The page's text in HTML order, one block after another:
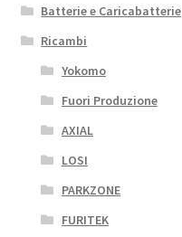
Batterie e Caricabatterie
Ricambi
Yokomo
Fuori Produzione
AXIAL
LOSI
PARKZONE
FURITEK